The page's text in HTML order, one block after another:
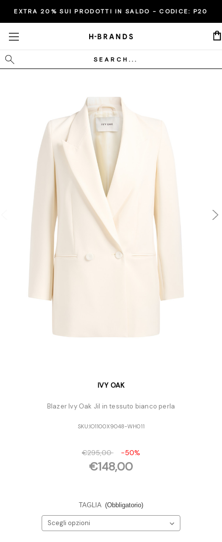
EXTRA 20% SUI PRODOTTI IN SALDO - CODICE: P20
Cerca
IVY OAK
Blazer Ivy Oak Jil in tessuto bianco perla
SKU:IO1100X9048-WH011
€295,00 -50%
€148,00
TAGLIA (Obbligatorio)